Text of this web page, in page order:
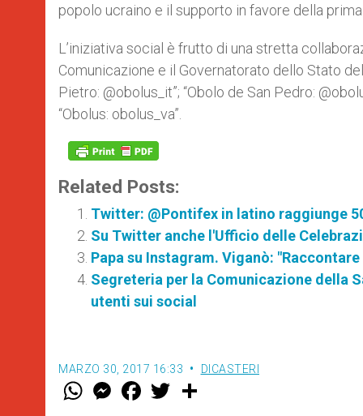
popolo ucraino e il supporto in favore della
L’iniziativa social è frutto di una stretta
Comunicazione e il Governatorato dello Stato
Pietro: @obolus_it”; “Obolo de San Pedro:
“Obolus: obolus_va”.
Related Posts:
Twitter: @Pontifex in latino raggiunge
Su Twitter anche l'Ufficio delle
Papa su Instagram. Viganò:
Segreteria per la Comunicazione della
utenti sui social
MARZO 30, 2017 16:33 DICASTERI
W M
e
F
a w